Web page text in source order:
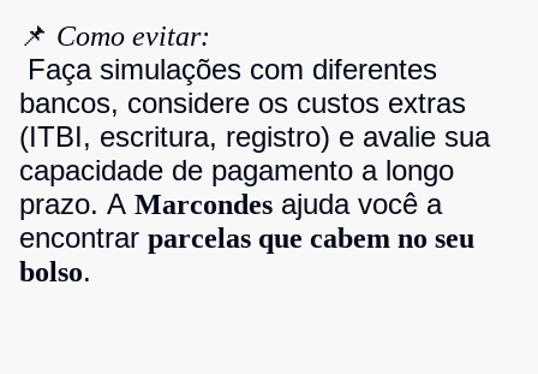
📌 Como evitar:
Faça simulações com diferentes
bancos, considere os custos extras
(ITBI, escritura, registro) e avalie sua
capacidade de pagamento a longo
prazo. A Marcondes ajuda você a
encontrar parcelas que cabem no seu
bolso.